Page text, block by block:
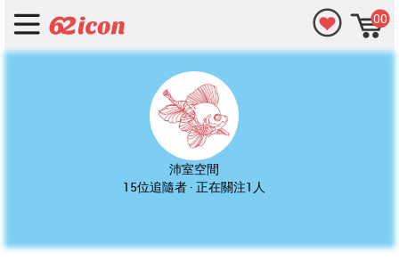
00
沛室空間
15位追隨者 · 正在關注1人